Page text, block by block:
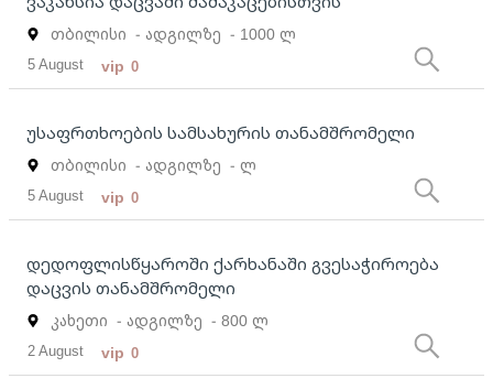
თბილისი - ადგილზე - 1000 ლ
5 August vip 0
უსაფრთხოების სამსახურის თანამშრომელი
თბილისი - ადგილზე - ლ
5 August vip 0
დედოფლისწყაროში ქარხანაში გვესაჭიროება
დაცვის თანამშრომელი
კახეთი - ადგილზე - 800 ლ
2 August vip 0